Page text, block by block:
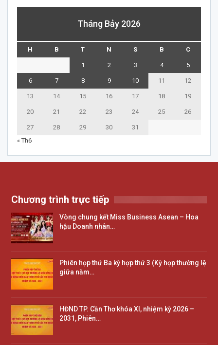
Tháng Bảy 2026
H B T N S B C
1 2 3 4 5
6 7 8 9 10 11 12
13 14 15 16 17 18 19
20 21 22 23 24 25 26
27 28 29 30
31
« Th6
Chương trình trực tiếp
Vòng chung kết Miss Business Asean – Hoa
hậu Doanh nhân…
Phiên họp thứ Ba kỳ hợp thứ 3 (Kỳ hợp thường lệ
giữa năm…
HĐND TP. Cần Thơ khóa XI, nhiệm kỳ 2026 –
2031, Phiên…